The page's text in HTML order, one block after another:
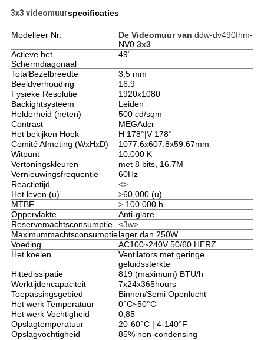
3x3 videomuurspecificaties
Modelleer Nr: De Videomuur van ddw-dv490fhm-
NV0 3x3
Actieve het
Schermdiagonaal
49“
TotalBezelbreedte
3,5 mm
Beeldverhouding
16:9
Fysieke Resolutie
1920x1080
Backightsysteem
Leiden
Helderheid (neten)
500 cd/sqm
Contrast
MEGAdcr
Het bekijken Hoek
H 178°|V 178°
Comité Afmeting (WxHxD)
1077.6x607.8x59.67mm
Witpunt
10.000 K
Vertoningskleuren
met 8 bits, 16.7M
Vernieuwingsfrequentie
60Hz
Reactietijd
<>
Het leven (u)
>60,000 (u)
MTBF
> 100.000 h
Oppervlakte
Anti-glare
Reservemachtsconsumptie
<3w>
Maximummachtsconsumptielager dan 250W
Voeding
AC100~240V 50/60 HERZ
Het koelen
Ventilators met geringe
geluidssterkte
Hittedissipatie
819 (maximum) BTU/h
Werktijdencapaciteit
7x24x365hours
Toepassingsgebied
Binnen/Semi Openlucht
Het werk Temperatuur
0°C~50°C
Het werk Vochtigheid
0,85
Opslagtemperatuur
20-60°C | 4-140°F
Opslagvochtigheid
85% non-condensing